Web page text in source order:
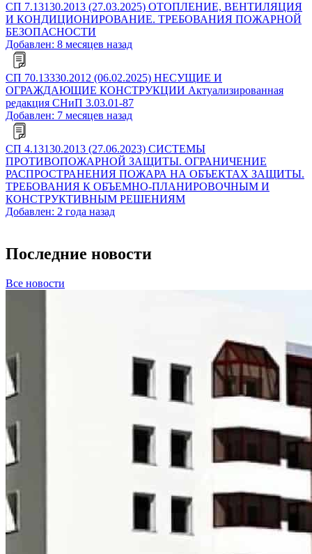
СП 7.13130.2013 (27.03.2025) ОТОПЛЕНИЕ, ВЕНТИЛЯЦИЯ
И КОНДИЦИОНИРОВАНИЕ. ТРЕБОВАНИЯ ПОЖАРНОЙ
БЕЗОПАСНОСТИ
Добавлен: 8 месяцев назад
СП 70.13330.2012 (06.02.2025) НЕСУЩИЕ И
ОГРАЖДАЮЩИЕ КОНСТРУКЦИИ Актуализированная
редакция СНиП 3.03.01-87
Добавлен: 7 месяцев назад
СП 4.13130.2013 (27.06.2023) СИСТЕМЫ
ПРОТИВОПОЖАРНОЙ ЗАЩИТЫ. ОГРАНИЧЕНИЕ
РАСПРОСТРАНЕНИЯ ПОЖАРА НА ОБЪЕКТАХ ЗАЩИТЫ.
ТРЕБОВАНИЯ К ОБЪЕМНО-ПЛАНИРОВОЧНЫМ И
КОНСТРУКТИВНЫМ РЕШЕНИЯМ
Добавлен: 2 года назад
Последние новости
Все новости